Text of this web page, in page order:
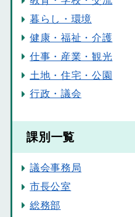
暮らし・環境
健康・福祉・介護
仕事・産業・観光
土地・住宅・公園
行政・議会
課別一覧
議会事務局
市長公室
総務部